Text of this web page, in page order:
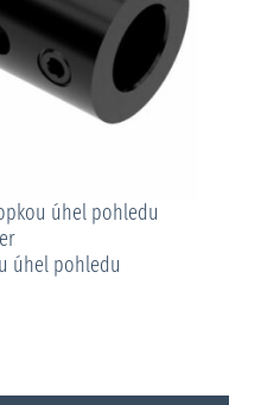
úhel pohledu
úhel pohledu